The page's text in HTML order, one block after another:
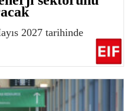
2027 tarihinde